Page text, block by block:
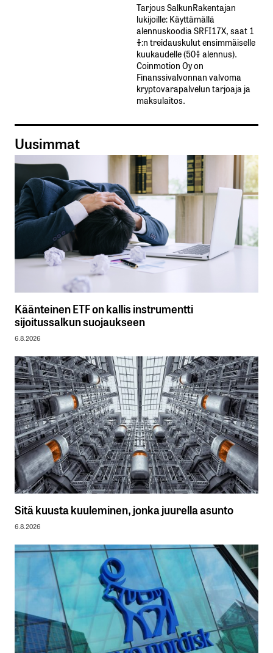
Tarjous SalkunRakentajan
lukijoille: Käyttämällä​ ​
alennuskoodia​ ​SRFI17X,​ ​saat​ ​1
%:n treidauskulut​ ​ensimmäiselle​ ​
kuukaudelle​ ​(50%​ ​alennus).
Coinmotion Oy on
Finanssivalvonnan valvoma
kryptovarapalvelun tarjoaja ja
maksulaitos.
Uusimmat
Käänteinen ETF on kallis instrumentti
sijoitussalkun suojaukseen
6.8.2026
Sitä kuusta kuuleminen, jonka juurella asunto
6.8.2026